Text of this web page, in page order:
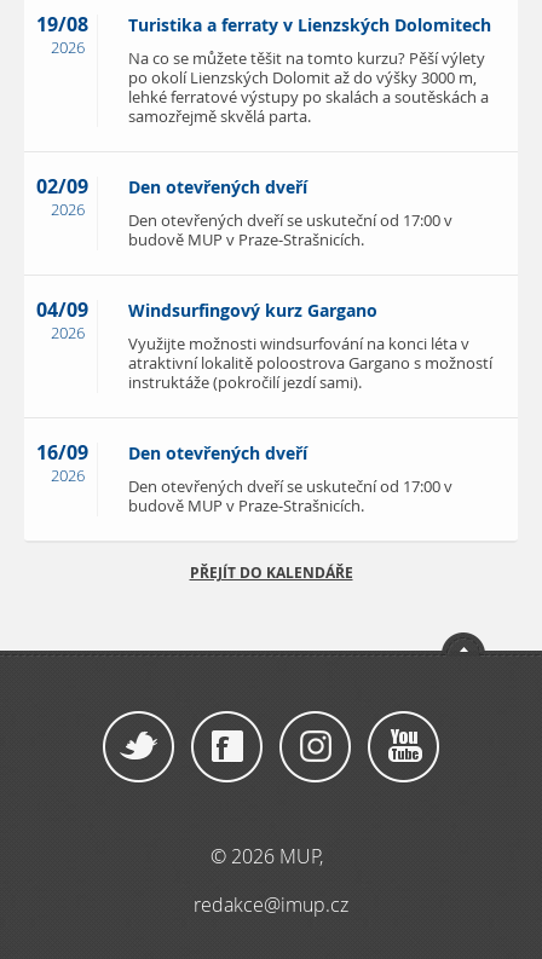
19/08
2026
Turistika a ferraty v Lienzských Dolomitech
Na co se můžete těšit na tomto kurzu? Pěší výlety
po okolí Lienzských Dolomit až do výšky 3000 m,
lehké ferratové výstupy po skalách a soutěskách a
samozřejmě skvělá parta.
02/09
2026
Den otevřených dveří
Den otevřených dveří se uskuteční od 17:00 v
budově MUP v Praze-Strašnicích.
04/09
2026
Windsurfingový kurz Gargano
Využijte možnosti windsurfování na konci léta v
atraktivní lokalitě poloostrova Gargano s možností
instruktáže (pokročilí jezdí sami).
16/09
2026
Den otevřených dveří
Den otevřených dveří se uskuteční od 17:00 v
budově MUP v Praze-Strašnicích.
PŘEJÍT DO KALENDÁŘE
© 2026 MUP,
redakce@imup.cz